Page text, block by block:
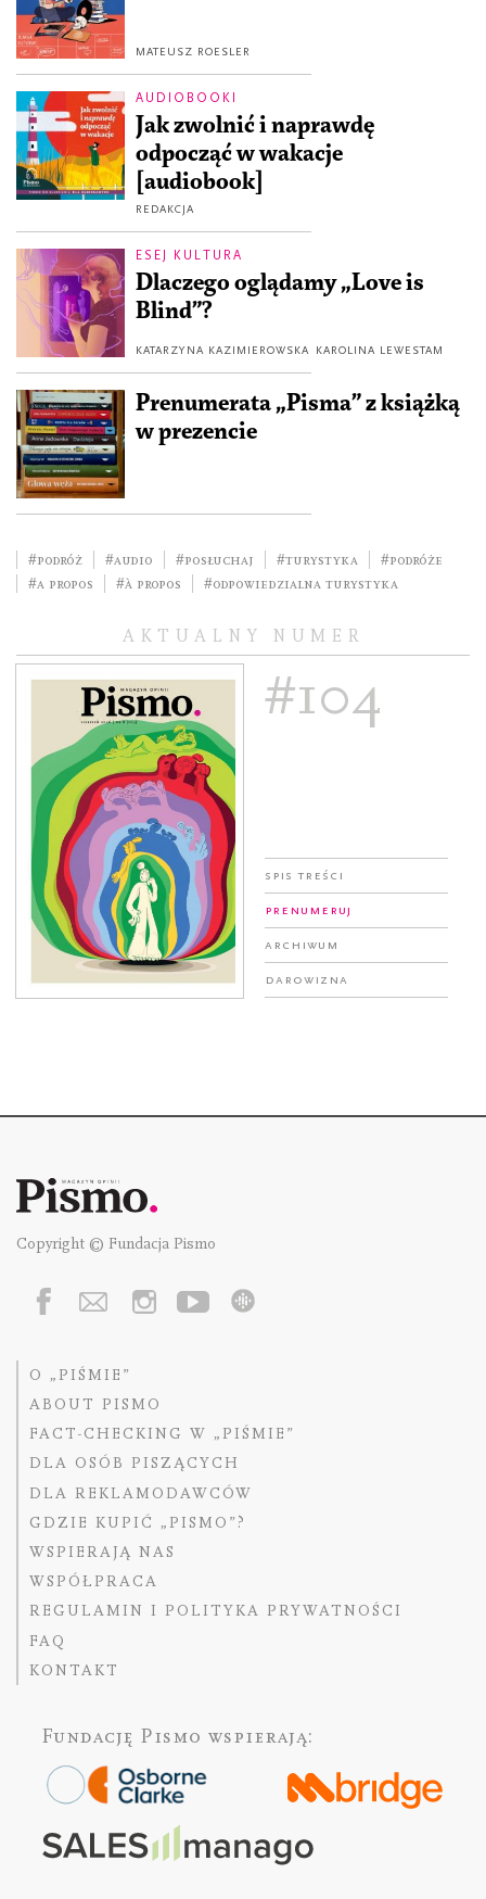
MATEUSZ ROESLER
AUDIOBOOKI
Jak zwolnić i naprawdę
odpocząć w wakacje
[audiobook]
REDAKCJA
ESEJ KULTURA
Dlaczego oglądamy „Love is
Blind”?
KATARZYNA KAZIMIEROWSKA KAROLINA LEWESTAM
Prenumerata „Pisma” z książką
w prezencie
#podróż #audio #posłuchaj #turystyka
#podróże
#a propos
#À propos #Odpowiedzialna turystyka
AKTUALNY NUMER
#104
Spis treści
Prenumeruj
Archiwum
Darowizna
Copyright © Fundacja Pismo
O „PIŚMIE”
ABOUT PISMO
FACT-CHECKING W „PIŚMIE”
DLA OSÓB PISZĄCYCH
DLA REKLAMODAWCÓW
GDZIE KUPIĆ „PISMO”?
WSPIERAJĄ NAS
WSPÓŁPRACA
REGULAMIN I POLITYKA PRYWATNOŚCI
FAQ
KONTAKT
Fundację Pismo wspierają: